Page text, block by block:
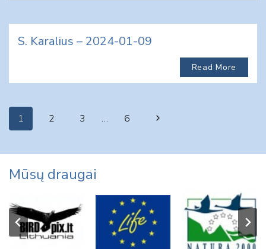
S. Karalius – 2024-01-09
Read More
Page
1 2 3 … 6
Next
Mūsų draugai